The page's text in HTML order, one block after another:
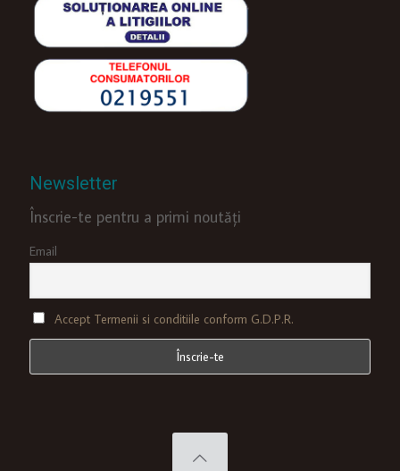
Newsletter
Înscrie-te pentru a primi noutăți
Email
Accept Termenii si conditiile conform G.D.P.R.